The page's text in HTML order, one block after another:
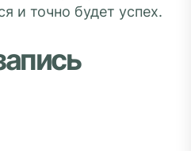
и точно будет успех.